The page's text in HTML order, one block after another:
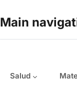
Main
Salud